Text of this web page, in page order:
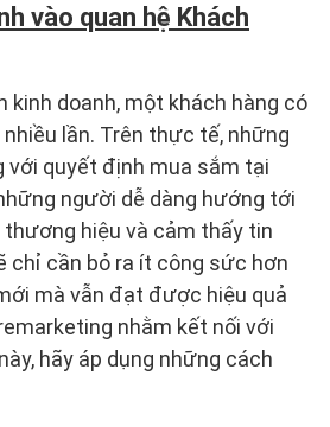
vào quan hệ Khách
kinh doanh, một khách hàng có
lần. Trên thực tế, những
với quyết định mua sắm tại
người dễ dàng hướng tới
hiệu và cảm thấy tin
chỉ cần bỏ ra ít công sức hơn
mà vẫn đạt được hiệu quả
nhằm kết nối với
hãy áp dụng những cách